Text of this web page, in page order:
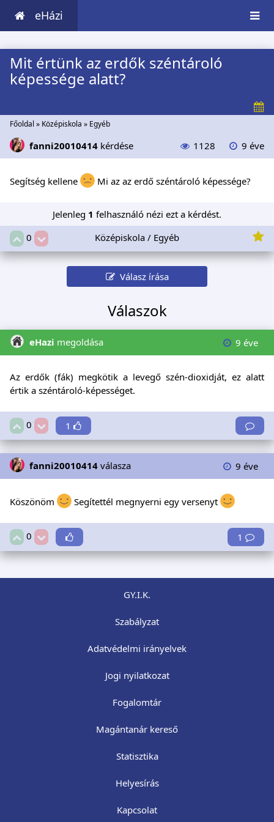
eHázi
Mit értünk az erdők széntároló
képessége alatt?
Főoldal » Középiskola » Egyéb
fanni20010414 kérdése 1128 9 éve
Segítség kellene Mi az az erdő széntároló képessége?
Jelenleg 1 felhasználó nézi ezt a kérdést.
0
Középiskola / Egyéb
Válasz írása
Válaszok
eHazi megoldása 9 éve
Az erdők (fák) megkötik a levegő szén-dioxidját, ez alatt
értik a széntároló-képességet.
0 1
fanni20010414 válasza 9 éve
Köszönöm Segítettél megnyerni egy versenyt
0 1
GY.I.K.
Szabályzat
Adatvédelmi irányelvek
Jogi nyilatkozat
Fogalomtár
Magántanár kereső
Statisztika
Helyesírás
Kapcsolat